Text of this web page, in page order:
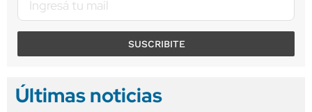
SUSCRIBITE
Últimas noticias